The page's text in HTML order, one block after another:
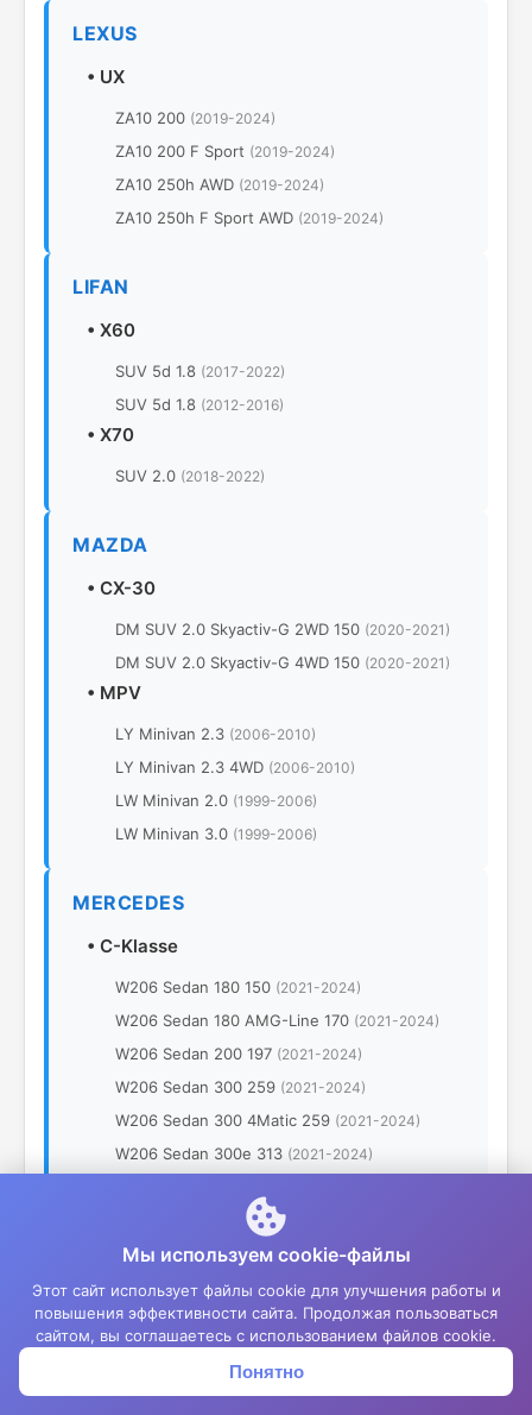
Войти
LEXUS
• UX
ZA10 200 (2019-2024)
ZA10 200 F Sport (2019-2024)
ZA10 250h AWD (2019-2024)
ZA10 250h F Sport AWD (2019-2024)
LIFAN
• X60
SUV 5d 1.8 (2017-2022)
SUV 5d 1.8 (2012-2016)
• X70
SUV 2.0 (2018-2022)
MAZDA
• CX-30
DM SUV 2.0 Skyactiv-G 2WD 150 (2020-2021)
DM SUV 2.0 Skyactiv-G 4WD 150 (2020-2021)
• MPV
LY Minivan 2.3 (2006-2010)
LY Minivan 2.3 4WD (2006-2010)
LW Minivan 2.0 (1999-2006)
LW Minivan 3.0 (1999-2006)
MERCEDES
• C-Klasse
W206 Sedan 180 150 (2021-2024)
W206 Sedan 180 AMG-Line 170 (2021-2024)
W206 Sedan 200 197 (2021-2024)
W206 Sedan 300 259 (2021-2024)
W206 Sedan 300 4Matic 259 (2021-2024)
W206 Sedan 300e 313 (2021-2024)
C205 Coupe 180 150(2015-2021)
C205 Coupe 180 Sport 150(2015-2021)
C205 Coupe 200 4Matic 184(2015-2021)
W205 Sedan 300 (2014-2019)
W205 Sedan 300 4Matic
Мы используем cookie-файлы
Этот сайт использует файлы cookie для улучшения работы и
повышения эффективности сайта. Продолжая пользоваться
сайтом, вы соглашаетесь с использованием файлов cookie.
Понятно